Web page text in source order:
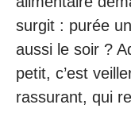
surgit : purée
aussi le soir ?
petit, c’est
rassurant, qui